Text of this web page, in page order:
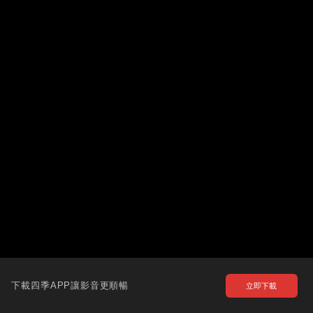
下載四季APP讓影音更順暢 立即下載